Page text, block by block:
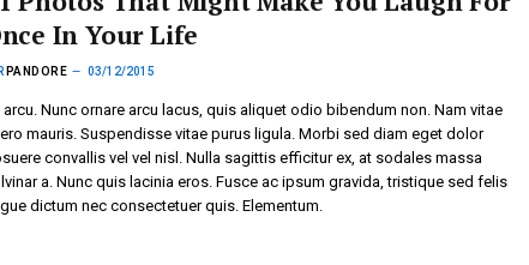
In Your Life
PANDORE 03/12/2015
arcu. Nunc ornare arcu lacus, quis aliquet odio bibendum non. Nam vitae
mauris. Suspendisse vitae purus ligula. Morbi sed diam eget dolor
convallis vel vel nisl. Nulla sagittis efficitur ex, at sodales massa
a. Nunc quis lacinia eros. Fusce ac ipsum gravida, tristique sed felis
dictum nec consectetuer quis. Elementum.